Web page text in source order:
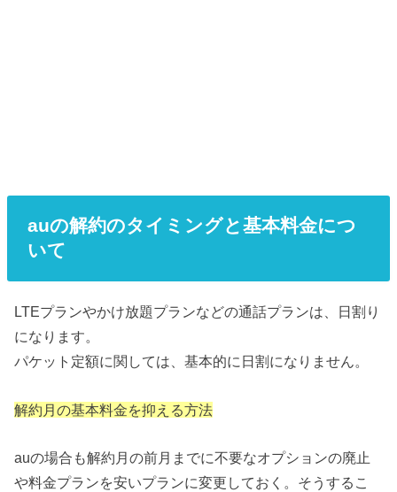
auの解約のタイミングと基本料金につ
いて
LTEプランやかけ放題プランなどの通話プランは、日割り
になります。
パケット定額に関しては、基本的に日割になりません。
解約月の基本料金を抑える方法
auの場合も解約月の前月までに不要なオプションの廃止
や料金プランを安いプランに変更しておく。そうするこ